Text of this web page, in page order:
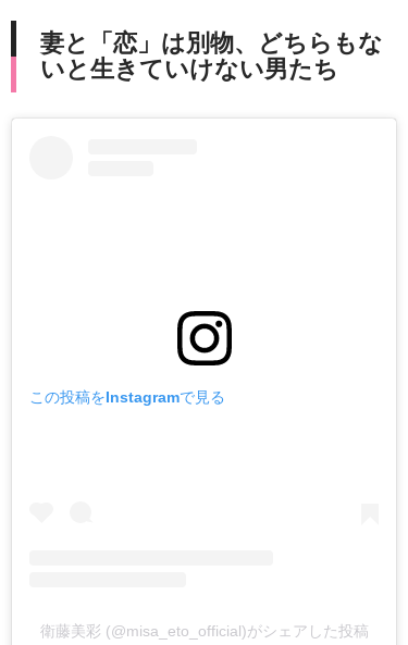
妻と「恋」は別物、どちらもな
いと生きていけない男たち
この投稿をInstagramで見る
衛藤美彩 (@misa_eto_official)がシェアした投稿